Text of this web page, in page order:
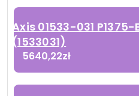
Axis 01533-031
(1533031)
5640,22zł